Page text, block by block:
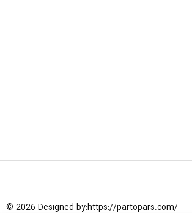
© 2026 Designed by:https://partopars.com/